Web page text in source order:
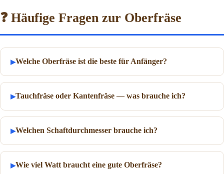
❓ Häufige Fragen zur Oberfräse
Welche Oberfräse ist die beste für Anfänger?
Tauchfräse oder Kantenfräse — was brauche ich?
Welchen Schaftdurchmesser brauche ich?
Wie viel Watt braucht eine gute Oberfräse?